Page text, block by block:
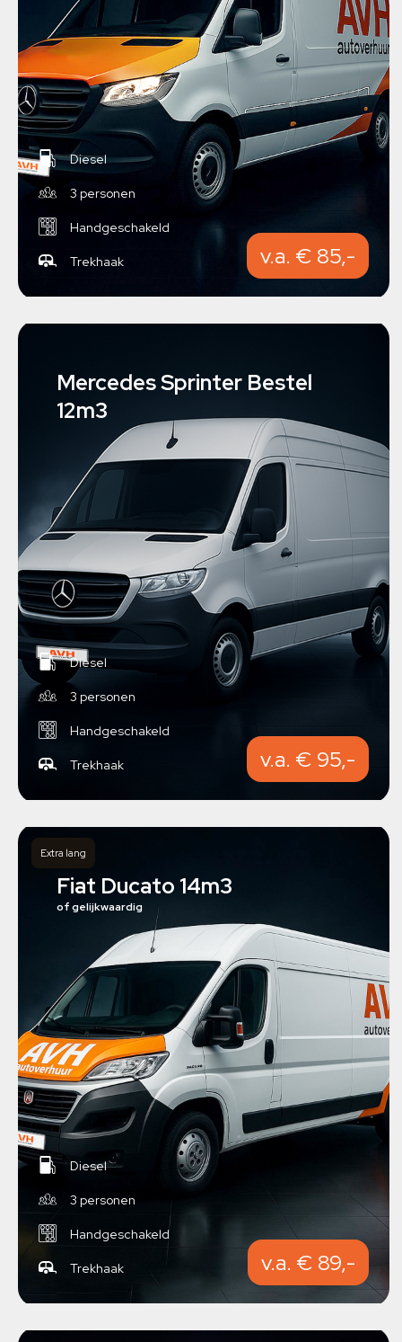
Diesel
3 personen
Handgeschakeld
Trekhaak v.a. € 85,-
Mercedes Sprinter Bestel
12m3
Diesel
3 personen
Handgeschakeld
Trekhaak v.a. € 95,-
Extra lang
Fiat Ducato 14m3
of gelijkwaardig
Diesel
3 personen
Handgeschakeld
Trekhaak v.a. € 89,-